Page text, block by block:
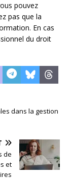
pouvez
pas que la
En cas
du droit
dans la gestion
de
et